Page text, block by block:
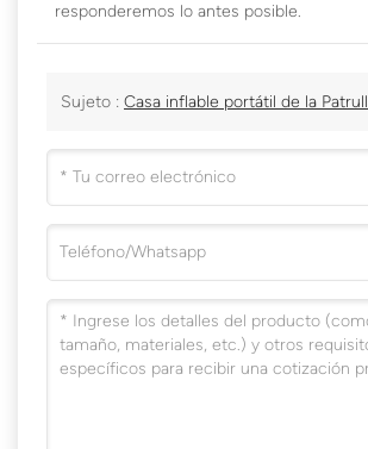
responderemos lo antes posible.
Sujeto : Casa inflable portátil de la